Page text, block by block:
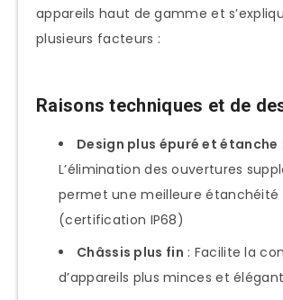
appareils haut de gamme et
plusieurs facteurs :
Raisons techniques et de
Design plus épuré et étanche
L’élimination des ouvertures
permet une meilleure étanchéité
(certification IP68)
Châssis plus fin : Facilite la
d’appareils plus minces et